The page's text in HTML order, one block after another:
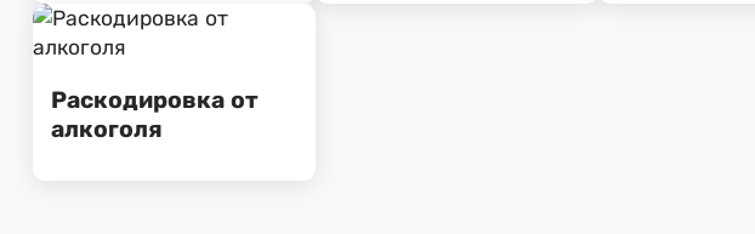
Раскодировка от
алкоголя